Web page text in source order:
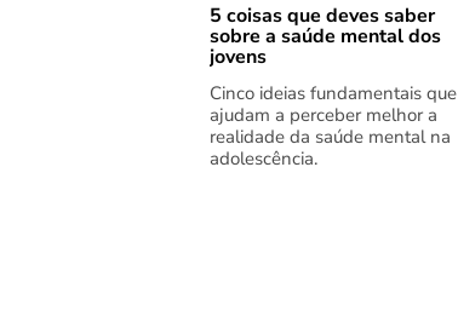
5 coisas que deves saber
sobre a saúde mental dos
jovens
Cinco ideias fundamentais que
ajudam a perceber melhor a
realidade da saúde mental na
adolescência.